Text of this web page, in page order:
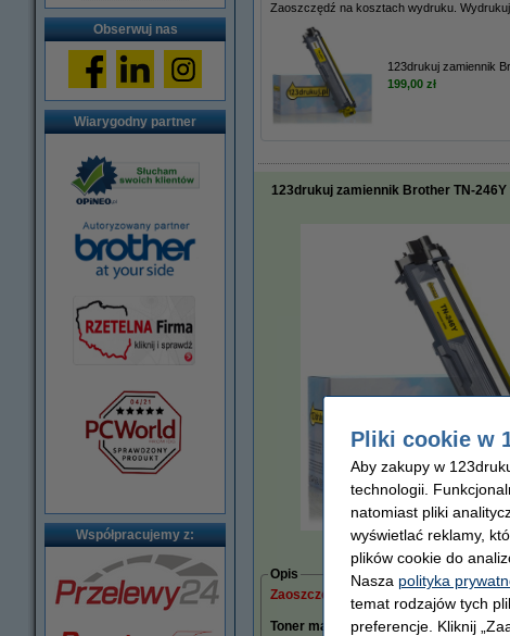
Obserwuj nas
Wiarygodny partner
Współpracujemy z:
Zaoszczędź na kosztach wydruku. Wydrukuj
123drukuj zamiennik
199,00 zł
123drukuj zamiennik Brother TN-
powiększ
Opis
Zaoszczędź ponad
55%w porównaniu
Toner marki 123drukuj do drukarek
Pliki cookie w
Aby zakupy w
technologii.
natomiast pliki
wyświetlać reklamy,
plików cookie do
Nasza polityka
temat rodzajów tych
preferencje. Kliknij